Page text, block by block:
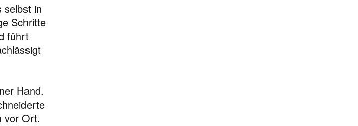
selbst in
Schritte
führt
Hand.
vor Ort.